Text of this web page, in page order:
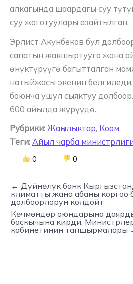
алкагында шаардагы суу
суу жоготуулары азайтылган.
Эрлист Акунбеков бул
сапатын жакшыртууга жана
өнүктүрүүгө багытталган
натыйжасы экенин
боюнча ушул сыяктуу
600 айылда жүрүүдө.
Рубрики: Жаңылыктар, Коом
Теги: Айыл чарба
0 0
← Дүйнөлүк банк
климатты жана абаны коргоо
долбоорлорун колдойт
Көчмөндөр оюндарына
баскычына кирди:
кабинетинин тапшырмалары